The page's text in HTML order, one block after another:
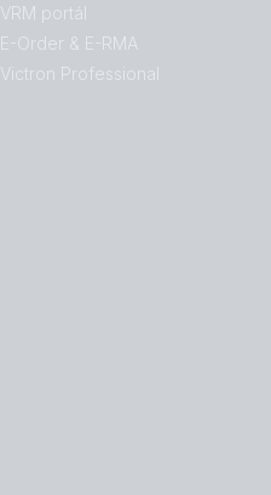
VRM portál
E-Order & E-RMA
Victron Professional